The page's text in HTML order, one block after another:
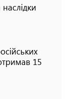
15